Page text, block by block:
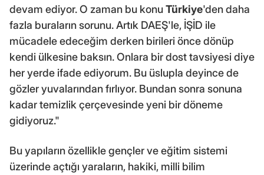
devam ediyor. O zaman bu konuTürkiye'den daha
fazla buraların sorunu. Artık DAEŞ'le, İŞİD ile
mücadele edeceğim derken birileri önce dönüp
kendi ülkesine baksın. Onlara bir dost tavsiyesi diye
her yerde ifade ediyorum. Bu üslupla deyince de
gözler yuvalarından fırlıyor. Bundan sonra sonuna
kadar temizlik çerçevesinde yeni bir döneme
gidiyoruz."
Bu yapıların özellikle gençler ve eğitim sistemi
üzerinde açtığı yaraların, hakiki, milli bilim